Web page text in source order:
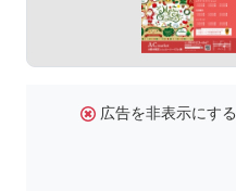
広告を非表示にする